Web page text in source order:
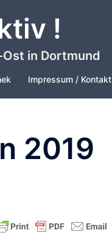
!
in Dortmund
Impressum / Kontakt
2019